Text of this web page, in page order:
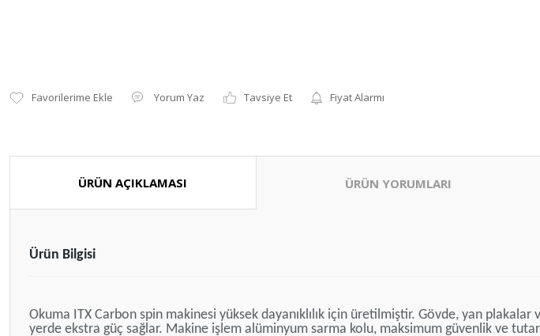
Yorum Yaz Tavsiye Et Fiyat Alarmı
ÜRÜN AÇIKLAMASI ÜRÜN YORUMLARI
Ürün Bilgisi
Okuma ITX Carbon spin makinesi yüksek dayanıklılık için üretilmiştir. Gövde, yan
yerde ekstra güç sağlar. Makine işlem alüminyum sarma kolu, maksimum güvenlik ve